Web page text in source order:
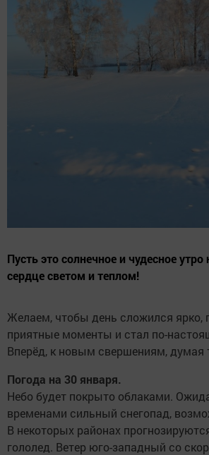
Пусть это солнечное и чудесное
сердце светом и теплом!
Желаем, чтобы день сложился ярко,
приятные моменты и стал по-
Вперёд, к новым свершениям, думая
Погода на 30 января.
Небо будет покрыто облаками.
временами сильный снегопад,
В некоторых районах
гололед. Ветер юго-западный со